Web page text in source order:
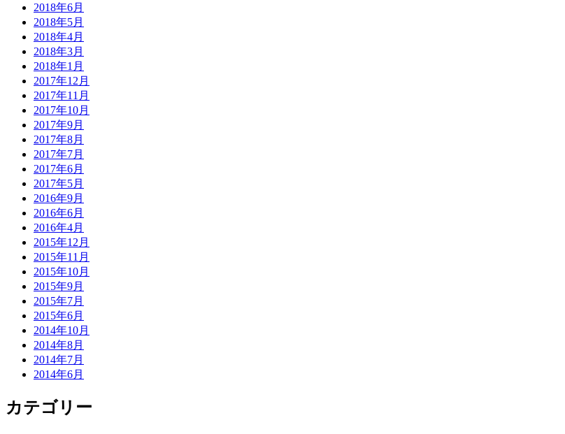
2018年6月
2018年5月
2018年4月
2018年3月
2018年1月
2017年12月
2017年11月
2017年10月
2017年9月
2017年8月
2017年7月
2017年6月
2017年5月
2016年9月
2016年6月
2016年4月
2015年12月
2015年11月
2015年10月
2015年9月
2015年7月
2015年6月
2014年10月
2014年8月
2014年7月
2014年6月
カテゴリー